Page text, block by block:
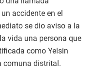
accidente en el
se dio aviso a la
vida una persona que
como Yelsin
comuna distrital.